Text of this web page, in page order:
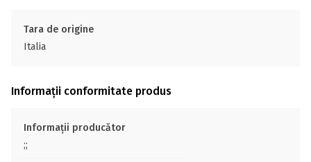
Tara de origine
Italia
Informații conformitate produs
Informații producător
;;